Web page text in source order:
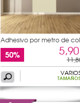
Adhesivo por metro de
50%